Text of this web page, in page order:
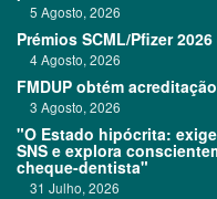
5 Agosto, 2026
Prémios SCML/Pfizer
4 Agosto, 2026
FMDUP obtém
3 Agosto, 2026
"O Estado hipócrita:
SNS e explora
cheque-dentista"
31 Julho, 2026